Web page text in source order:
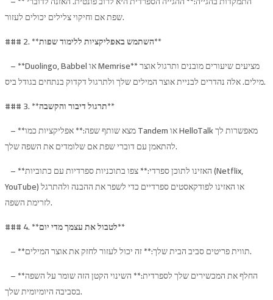
שפת אם וחיקוי צלילים יכולים לעזור.
### 2. **השתמש באפליקציות ללימוד שפות**
– **Duolingo, Babbel או Memrise** מציעים שיעורים מובנים ותרגול אוצר
מילים. אלה נהדרים לבניית אוצר המילים שלך ולתרגול דקדוק בנתחים בגודל ביס.
### 3. **תרגול דיבור והקשבה**
– **מצא שותף שפה:** אפליקציות כמו Tandem או HelloTalk מאפשרות לך
להתאמן עם דוברי שפת אם שלומדים את השפה שלך.
– **האזינו לתוכן ספרדי:** צפו בתוכניות ספרדיות עם כתוביות (Netflix,
YouTube) או האזינו לפודקאסטים ספרדיים כדי לשפר את ההבנה ולהתרגל
לזרימת השפה.
### 4. **לטבול את עצמך מדי יום**
– **תווית פריטים סביב הבית שלך:** זה יכול לעזור לחזק את אוצר המילים.
– **החלף את המכשירים שלך לספרדית:** השינוי הקטן הזה שומר על השפה
בסביבה היומיומית שלך.